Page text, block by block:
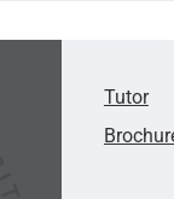
Tutor